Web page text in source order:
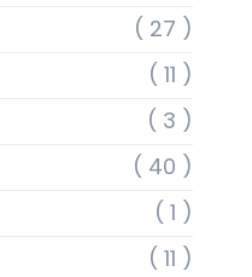
( 27 )
( 11 )
( 3 )
( 40 )
( 1 )
( 11 )